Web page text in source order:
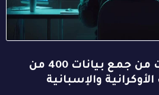
خبير إسباني: تمكنت من جمع بيانات 400 من
والإسبانية